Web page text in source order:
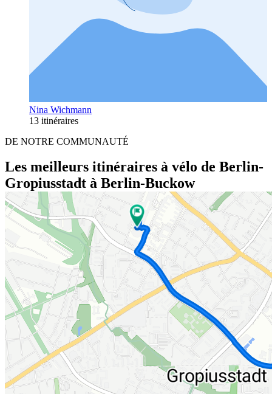
Nina Wichmann
13 itinéraires
DE NOTRE COMMUNAUTÉ
Les meilleurs itinéraires à vélo de Berlin-
Gropiusstadt à Berlin-Buckow